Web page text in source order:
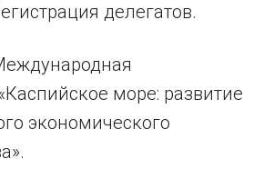
делегатов.
море: развитие
экономического